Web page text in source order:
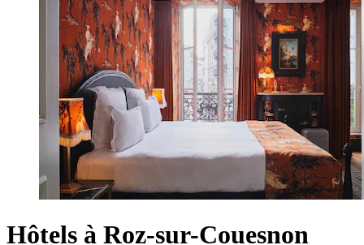
Hôtels à Roz-sur-Couesnon